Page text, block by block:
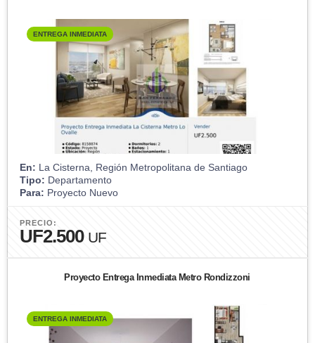
ENTREGA INMEDIATA
En: La Cisterna, Región Metropolitana de Santiago
Tipo: Departamento
Para: Proyecto Nuevo
PRECIO:
UF2.500 UF
Proyecto Entrega Inmediata Metro Rondizzoni
ENTREGA INMEDIATA